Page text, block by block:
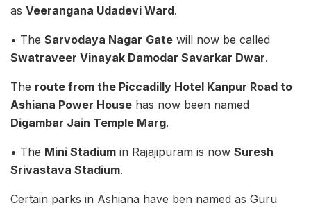
as Veerangana Udadevi Ward.
• The Sarvodaya Nagar Gate will now be called
Swatraveer Vinayak Damodar Savarkar Dwar.
The route from the Piccadilly Hotel Kanpur Road to
Ashiana Power House has now been named
Digambar Jain Temple Marg.
• The Mini Stadium in Rajajipuram is now Suresh
Srivastava Stadium.
Certain parks in Ashiana have ben named as Guru